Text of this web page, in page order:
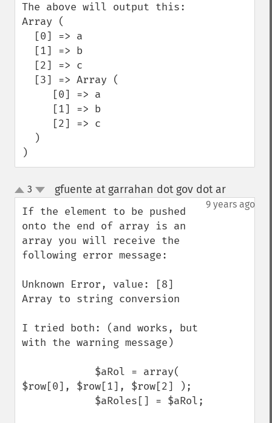
The above will output this:
Array (
)
up
down
3 gfuente at garrahan dot gov dot ar¶
9 years ago
If the element to be pushed
onto the end of array is an
array you will receive the
following error message:
Unknown Error, value: [8]
Array to string conversion
I tried both: (and works, but
with the warning message)
$row[0], $row[1], $row[2] );